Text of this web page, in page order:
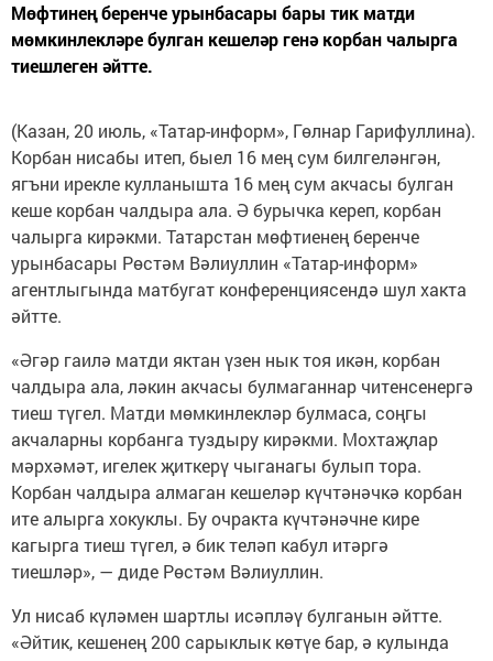
Мөфтинең беренче урынбасары бары тик матди
мөмкинлекләре булган кешеләр генә корбан чалырга
тиешлеген әйтте.
(Казан, 20 июль, «Татар-информ», Гөлнар Гарифуллина).
Корбан нисабы итеп, быел 16 мең сум билгеләнгән,
ягъни ирекле кулланышта 16 мең сум акчасы булган
кеше корбан чалдыра ала. Ә бурычка кереп, корбан
чалырга кирәкми. Татарстан мөфтиенең беренче
урынбасары Рөстәм Вәлиуллин «Татар-информ»
агентлыгында матбугат конференциясендә шул хакта
әйтте.
«Әгәр гаилә матди яктан үзен нык тоя икән, корбан
чалдыра ала, ләкин акчасы булмаганнар читенсенергә
тиеш түгел. Матди мөмкинлекләр булмаса, соңгы
акчаларны корбанга туздыру кирәкми. Мохтаҗлар
мәрхәмәт, игелек җиткерү чыганагы булып тора.
Корбан чалдыра алмаган кешеләр күчтәнәчкә корбан
ите алырга хокуклы. Бу очракта күчтәнәчне кире
кагырга тиеш түгел, ә бик теләп кабул итәргә
тиешләр», — диде Рөстәм Вәлиуллин.
Ул нисаб күләмен шартлы исәпләү булганын әйтте.
«Әйтик, кешенең 200 сарыклык көтүе бар, ә кулында